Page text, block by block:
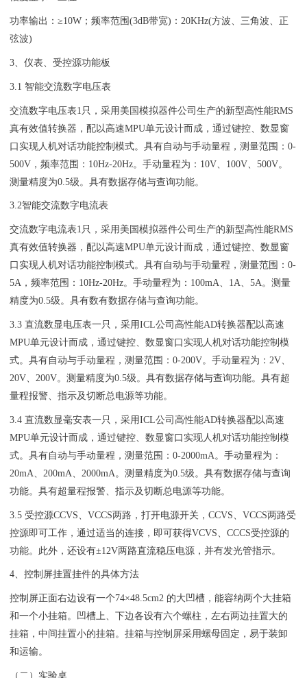
功率输出：≥10W；频率范围(3dB带宽)：20KHz(方波、三角波、正
弦波)
3、仪表、受控源功能板
3.1 智能交流数字电压表
交流数字电压表1只，采用美国模拟器件公司生产的新型高性能RMS
真有效值转换器，配以高速MPU单元设计而成，通过键控、数显窗
口实现人机对话功能控制模式。具有自动与手动量程，测量范围：0-
500V，频率范围：10Hz-20Hz。手动量程为：10V、100V、500V。
测量精度为0.5级。具有数据存储与查询功能。
3.2智能交流数字电流表
交流数字电流表1只，采用美国模拟器件公司生产的新型高性能RMS
真有效值转换器，配以高速MPU单元设计而成，通过键控、数显窗
口实现人机对话功能控制模式。具有自动与手动量程，测量范围：0-
5A，频率范围：10Hz-20Hz。手动量程为：100mA、1A、5A。测量
精度为0.5级。具有数有数据存储与查询功能。
3.3 直流数显电压表一只，采用ICL公司高性能AD转换器配以高速
MPU单元设计而成，通过键控、数显窗口实现人机对话功能控制模
式。具有自动与手动量程，测量范围：0-200V。手动量程为：2V、
20V、200V。测量精度为0.5级。具有数据存储与查询功能。具有超
量程报警、指示及切断总电源等功能。
3.4 直流数显毫安表一只，采用ICL公司高性能AD转换器配以高速
MPU单元设计而成，通过键控、数显窗口实现人机对话功能控制模
式。具有自动与手动量程，测量范围：0-2000mA。手动量程为：
20mA、200mA、2000mA。测量精度为0.5级。具有数据存储与查询
功能。具有超量程报警、指示及切断总电源等功能。
3.5 受控源CCVS、VCCS两路，打开电源开关，CCVS、VCCS两路受
控源即可工作，通过适当的连接，即可获得VCVS、CCCS受控源的
功能。此外，还设有±12V两路直流稳压电源，并有发光管指示。
4、控制屏挂置挂件的具体方法
控制屏正面右边设有一个74×48.5cm2 的大凹槽，能容纳两个大挂箱
和一个小挂箱。凹槽上、下边各设有六个螺柱，左右两边挂置大的
挂箱，中间挂置小的挂箱。挂箱与控制屏采用螺母固定，易于装卸
和运输。
（二）实验桌